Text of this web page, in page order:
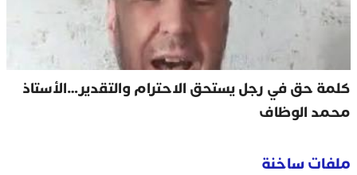
كلمة حق في رجل يستحق الاحترام والتقدير…الأستاذ
محمد الوظاف
ملفات ساخنة